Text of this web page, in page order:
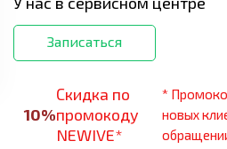
Записаться
10%
Скидка по
промокоду
NEWIVE*
*
новых